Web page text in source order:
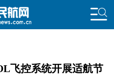
飞控系统开展适航节